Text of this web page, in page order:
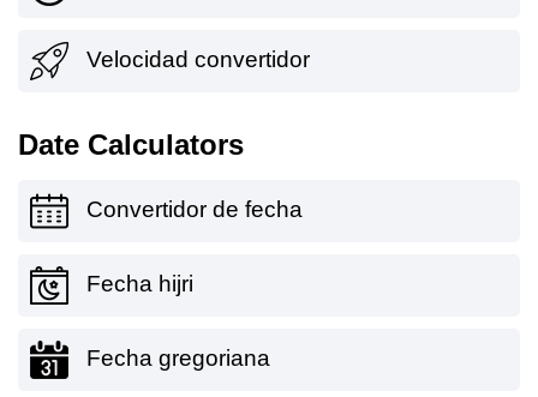
Velocidad convertidor
Date Calculators
Convertidor de fecha
Fecha hijri
Fecha gregoriana